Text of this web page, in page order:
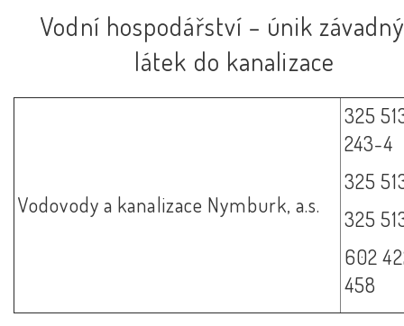
Vodní hospodářství – únik
látek do kanalizace
Vodovody a kanalizace Nymburk, a.s.
325
243-4
325
325
602
458